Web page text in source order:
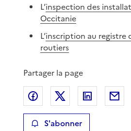
L’inspection des
Occitanie
L’inscription au registre
routiers
Partager la page
Partager sur Facebook
Partager sur X
S'abonner